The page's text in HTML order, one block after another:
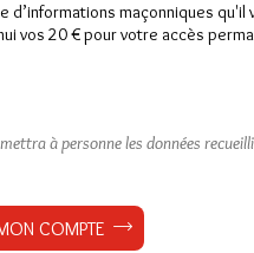
maçonniques qu'il
vos 20 € pour votre accès
à personne les données
COMPTE